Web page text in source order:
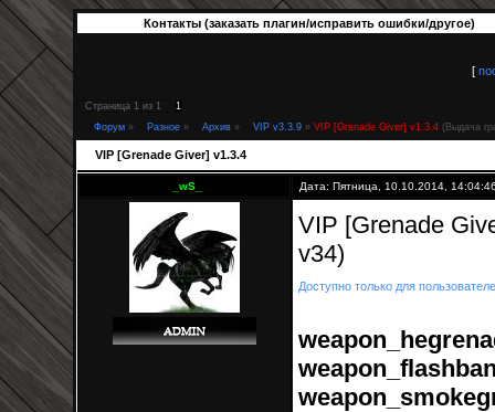
Контакты (заказать плагин/исправить ошибки/другое)
[
Страница 1 из 1
1
Форум » Разное » Архив » VIP v3.3.9 » VIP [Grenade Giver] v1.3.4 (Выдача
VIP [Grenade Giver] v1.3.4
_wS_ Дата: Пятница, 10.10.2014,
VIP [Grenade
v34)
Доступно только для